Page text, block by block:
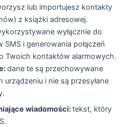
lub importujesz kontakty
z książki adresowej.
wyłącznie do
SMS i generowania połączeń
Twoich kontaktów alarmowych.
dane te są przechowywane
urządzeniu i nie są przesyłane
wiadomości:tekst, który